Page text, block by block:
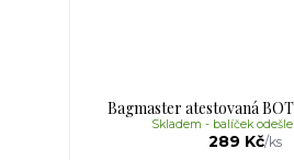
Bagmaster atestovaná
289 Kč/ks
Skladem - balíček